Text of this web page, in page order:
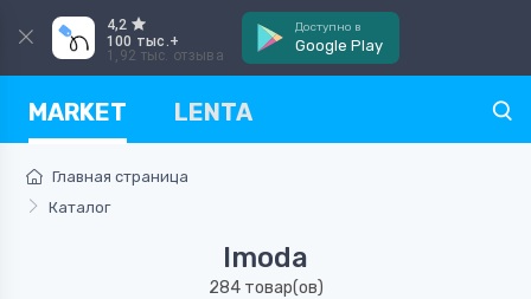
4,2
100 тыс.+
1,92 тыс. отзыва
Доступно в
Google Play
MARKET LENTA
Главная страница
Каталог
Imoda
284 товар(ов)